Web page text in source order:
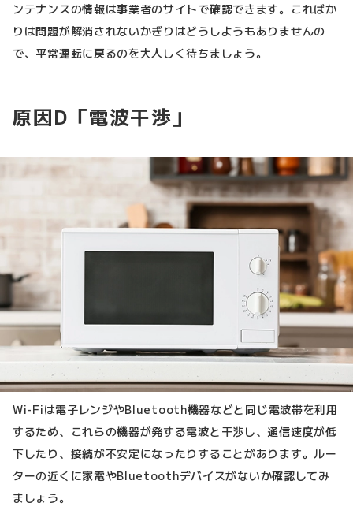
ンテナンスの情報は事業者のサイトで確認できます。こればか
りは問題が解消されないかぎりはどうしようもありませんの
で、平常運転に戻るのを大人しく待ちましょう。
原因D「電波干渉」
Wi-Fiは電子レンジやBluetooth機器などと同じ電波帯を利用
するため、これらの機器が発する電波と干渉し、通信速度が低
下したり、接続が不安定になったりすることがあります。ルー
ターの近くに家電やBluetoothデバイスがないか確認してみ
ましょう。